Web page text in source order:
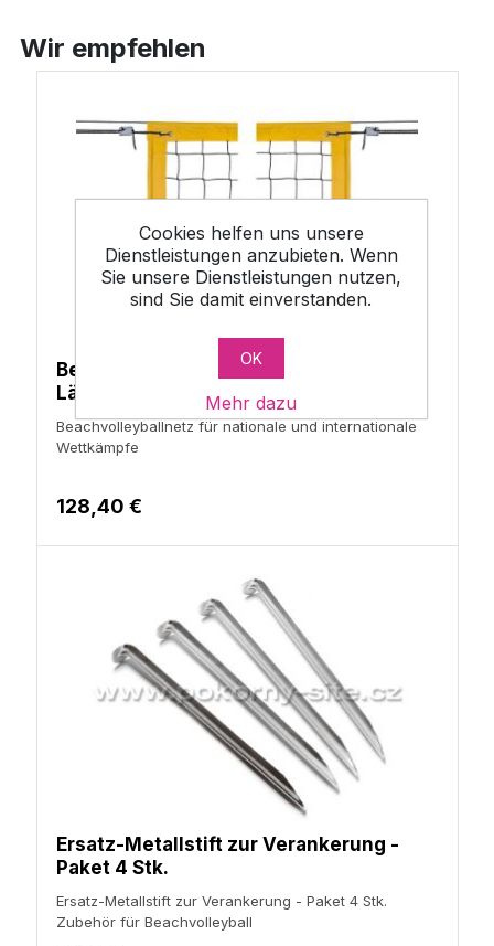
Cookies helfen uns unsere
Dienstleistungen anzubieten. Wenn
Sie unsere Dienstleistungen nutzen,
sind Sie damit einverstanden.
OK
Mehr dazu
Wir empfehlen
Beachvolleyballnetz SPORT gelb -
Länge 8,5 m
Beachvolleyballnetz für nationale und internationale
Wettkämpfe
128,40 €
Ersatz-Metallstift zur Verankerung -
Paket 4 Stk.
Ersatz-Metallstift zur Verankerung - Paket 4 Stk.
Zubehör für Beachvolleyball